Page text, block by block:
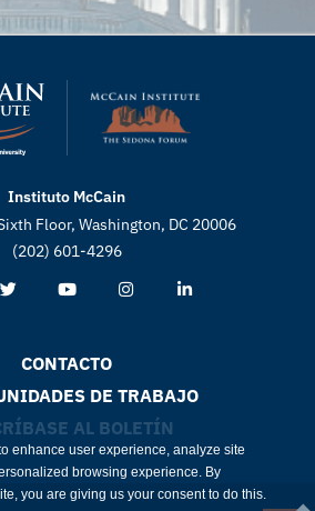
Instituto McCain
Floor, Washington, DC 20006
(202) 601-4296
CONTACTO
DE TRABAJO
AL BOLETÍN
enhance user experience, analyze site
browsing experience. By
you are giving us your consent to do this.